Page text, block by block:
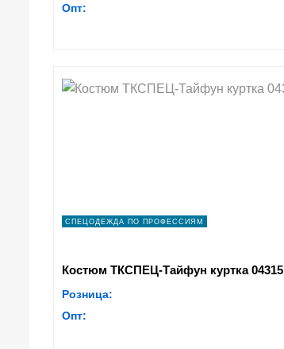
Опт:
СПЕЦОДЕЖДА ПО ПРОФЕССИЯМ
Костюм ТКСПЕЦ-Тайфун куртка 04315
Розница:
Опт: